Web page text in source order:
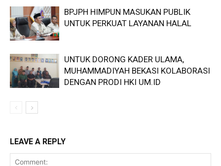
BPJPH HIMPUN MASUKAN PUBLIK
UNTUK PERKUAT LAYANAN HALAL
UNTUK DORONG KADER ULAMA,
MUHAMMADIYAH BEKASI KOLABORASI
DENGAN PRODI HKI UM.ID
LEAVE A REPLY